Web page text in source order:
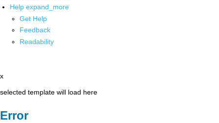
Help expand_more
Get Help
Feedback
Readability
x
selected template will load here
Error